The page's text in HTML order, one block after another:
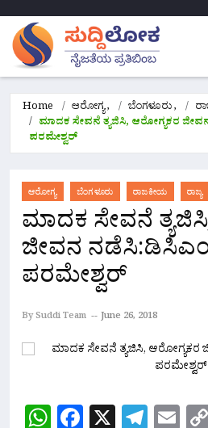
Home ಆರೋಗ್ಯ, ಬೆಂಗಳೂರು,
ಮಾದಕ‌ ಸೇವನೆ ತ್ಯಜಿಸಿ, ಆರೋಗ್ಯಕರ
ಪರಮೇಶ್ವರ್
ಆರೋಗ್ಯ ಬೆಂಗಳೂರು ರಾಜಕೀಯ ರಾಜ್ಯ
ಮಾದಕ‌ ಸೇವನೆ
ಜೀವನ
ಪರಮೇಶ್ವರ್
By Suddi Team June 26, 2018
WhatsApp
Facebook
X